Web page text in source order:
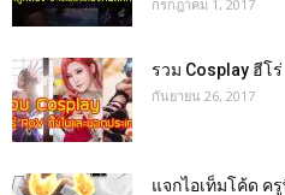
กรกฎาคม 1, 2017
รวม Cosplay ฮีโ
กันยายน 26, 2017
แจกไอเท็มโค้ด ค